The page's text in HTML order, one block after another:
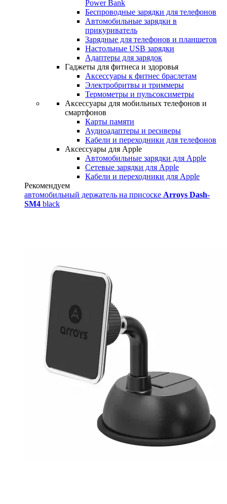
Power Bank
Беспроводные зарядки для телефонов
Автомобильные зарядки в
прикуриватель
Зарядные для телефонов и планшетов
Настольные USB зарядки
Адаптеры для зарядок
Гаджеты для фитнеса и здоровья
Аксессуары к фитнес браслетам
Электробритвы и триммеры
Термометры и пульсоксиметры
Аксессуары для мобильных телефонов и
смартфонов
Карты памяти
Аудиоадаптеры и ресиверы
Кабели и переходники для телефонов
Аксессуары для Apple
Автомобильные зарядки для Apple
Сетевые зарядки для Apple
Кабели и переходники для Apple
Рекомендуем
автомобильный держатель на присоске Arroys Dash-
SM4 black